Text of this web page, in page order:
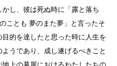
し、彼は死ぬ時に「露と落ち
ことも 夢のまた夢」と言ったそ
的を達したと思った時に人生を
うであり、成し遂げるべきこと